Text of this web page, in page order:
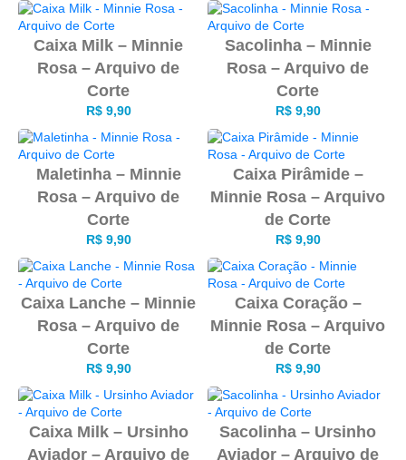
Caixa Milk – Minnie
Rosa – Arquivo de
Corte
R$9,90
Sacolinha – Minnie
Rosa – Arquivo de
Corte
R$9,90
Maletinha – Minnie
Rosa – Arquivo de
Corte
R$9,90
Caixa Pirâmide –
Minnie Rosa – Arquivo
de Corte
R$9,90
Caixa Lanche – Minnie
Rosa – Arquivo de
Corte
R$9,90
Caixa Coração –
Minnie Rosa – Arquivo
de Corte
R$9,90
Caixa Milk – Ursinho
Aviador – Arquivo de
Sacolinha – Ursinho
Aviador – Arquivo de